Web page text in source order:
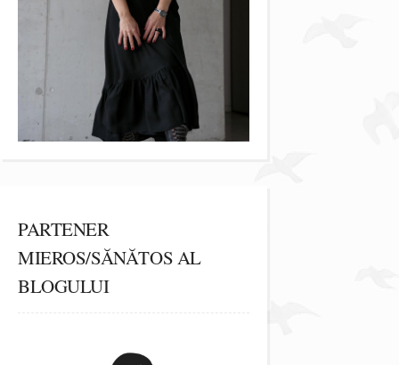
PARTENER
MIEROS/SĂNĂTOS AL
BLOGULUI